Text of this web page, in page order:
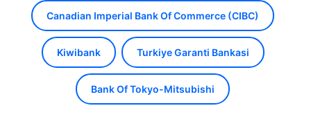
Canadian Imperial Bank Of Commerce (CIBC)
Kiwibank Turkiye Garanti Bankasi
Bank Of Tokyo-Mitsubishi